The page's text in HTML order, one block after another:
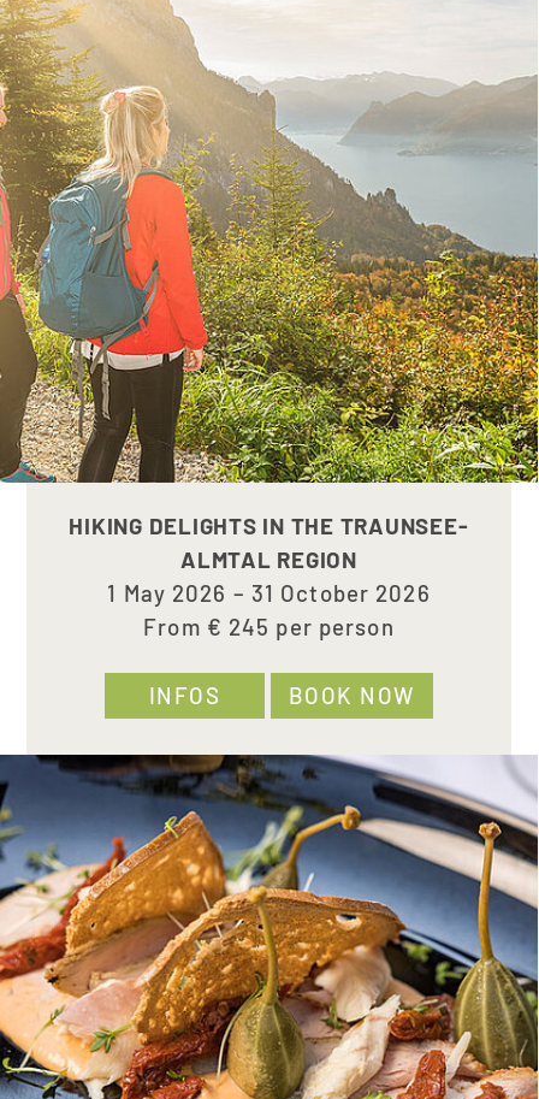
HIKING DELIGHTS IN THE TRAUNSEE-
ALMTAL REGION
1 May 2026 – 31 October 2026
From € 245 per person
INFOS BOOK NOW